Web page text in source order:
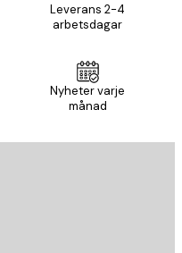
Leverans 2-4
arbetsdagar
Nyheter varje
månad